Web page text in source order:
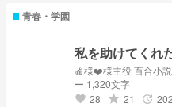
青春・学園
私を助けてくれ
🍎様❤️様主役 百合小
ー 1,320文字
favorite 28 grade 21 update